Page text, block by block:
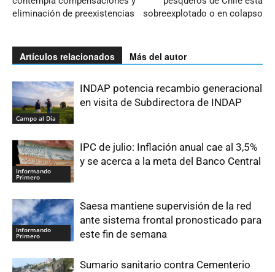
eliminación de preexistencias
sobreexplotado o en colapso
Artículos relacionados Más del autor
Campo al Día
INDAP potencia recambio generacional
en visita de Subdirectora de INDAP
Informando
Primero
IPC de julio: Inflación anual cae al 3,5%
y se acerca a la meta del Banco Central
Informando
Primero
Saesa mantiene supervisión de la red
ante sistema frontal pronosticado para
este fin de semana
Sumario sanitario contra Cementerio